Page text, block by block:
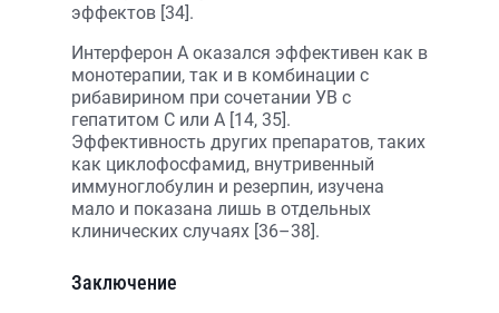
эффектов [34].
Интерферон А оказался эффективен как в
монотерапии, так и в комбинации с
рибавирином при сочетании УВ с
гепатитом С или А [14, 35].
Эффективность других препаратов, таких
как циклофосфамид, внутривенный
иммуноглобулин и резерпин, изучена
мало и показана лишь в отдельных
клинических случаях [36–38].
Заключение